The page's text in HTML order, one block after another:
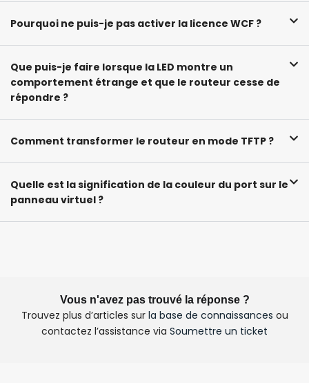
Pourquoi ne puis-je pas activer la licence WCF ?
Que puis-je faire lorsque la LED montre un
comportement étrange et que le routeur cesse de
répondre ?
Comment transformer le routeur en mode TFTP ?
Quelle est la signification de la couleur du port sur le
panneau virtuel ?
Vous n'avez pas trouvé la réponse ?
Trouvez plus d’articles sur la base de connaissances ou
contactez l’assistance via Soumettre un ticket